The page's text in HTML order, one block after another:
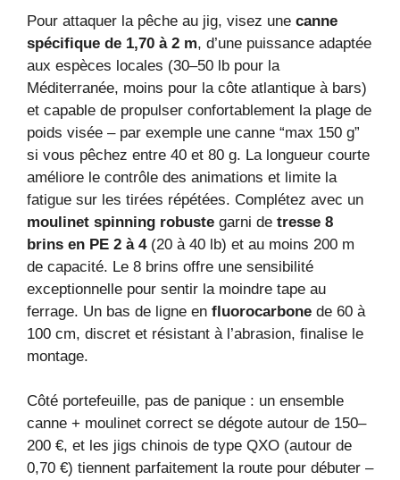
Pour attaquer la pêche au jig, visez une canne
spécifique de 1,70 à 2 m, d’une puissance adaptée
aux espèces locales (30–50 lb pour la
Méditerranée, moins pour la côte atlantique à bars)
et capable de propulser confortablement la plage de
poids visée – par exemple une canne “max 150 g”
si vous pêchez entre 40 et 80 g. La longueur courte
améliore le contrôle des animations et limite la
fatigue sur les tirées répétées. Complétez avec un
moulinet spinning robuste garni de tresse 8
brins en PE 2 à 4(20 à 40 lb) et au moins 200 m
de capacité. Le 8 brins offre une sensibilité
exceptionnelle pour sentir la moindre tape au
ferrage. Un bas de ligne en fluorocarbone de 60 à
100 cm, discret et résistant à l’abrasion, finalise le
montage.
Côté portefeuille, pas de panique : un ensemble
canne + moulinet correct se dégote autour de 150–
200 €, et les jigs chinois de type QXO (autour de
0,70 €) tiennent parfaitement la route pour débuter –